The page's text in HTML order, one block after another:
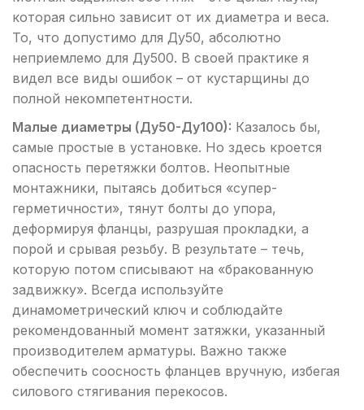
которая сильно зависит от их диаметра и веса.
То, что допустимо для Ду50, абсолютно
неприемлемо для Ду500. В своей практике я
видел все виды ошибок – от кустарщины до
полной некомпетентности.
Малые диаметры (Ду50-Ду100): Казалось бы,
самые простые в установке. Но здесь кроется
опасность перетяжки болтов. Неопытные
монтажники, пытаясь добиться «супер-
герметичности», тянут болты до упора,
деформируя фланцы, разрушая прокладки, а
порой и срывая резьбу. В результате – течь,
которую потом списывают на «бракованную
задвижку». Всегда используйте
динамометрический ключ и соблюдайте
рекомендованный момент затяжки, указанный
производителем арматуры. Важно также
обеспечить соосность фланцев вручную, избегая
силового стягивания перекосов.